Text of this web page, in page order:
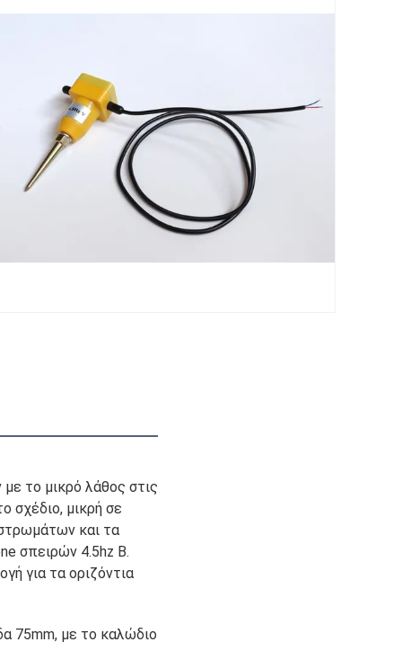
το μικρό λάθος στις
σχέδιο, μικρή σε
και τα
σπειρών 4.5hz Β.
για τα οριζόντια
75mm, με το καλώδιο